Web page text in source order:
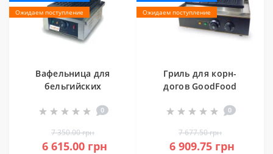
Ожидаем поступление
Вафельница для
бельгийских
(квадратная)0
7 350.00 грн
6 615.00 грн
Ожидаем поступление
Гриль для корн-
догов GoodFood
0
7 677.50 грн
6 909.75 грн